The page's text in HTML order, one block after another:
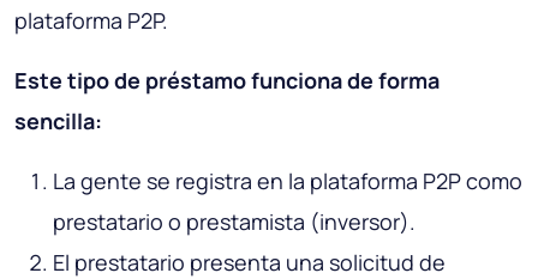
plataforma P2P.
Este tipo de préstamo funciona de forma
sencilla:
La gente se registra en la plataforma P2P como
prestatario o prestamista (inversor).
El prestatario presenta una solicitud de